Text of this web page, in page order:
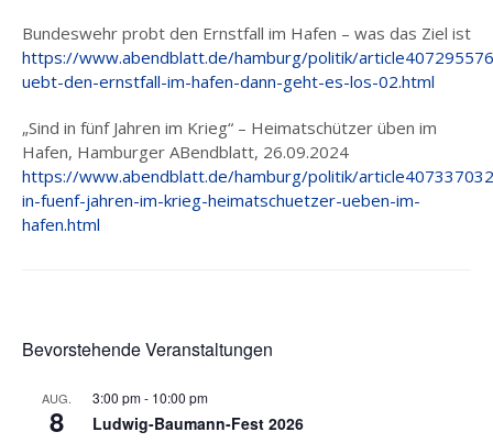
Bundeswehr probt den Ernstfall im Hafen – was das Ziel ist
https://www.abendblatt.de/hamburg/politik/
uebt-den-ernstfall-im-hafen-dann-geht-es-los-02.html
„Sind in fünf Jahren im Krieg“ – Heimatschützer üben im
Hafen, Hamburger ABendblatt, 26.09.2024
https://www.abendblatt.de/hamburg/politik/
in-fuenf-jahren-im-krieg-heimatschuetzer-ueben-im-
hafen.html
Bevorstehende Veranstaltungen
AUG.
8
3:00 pm- 10:00 pm
Ludwig-Baumann-Fest 2026